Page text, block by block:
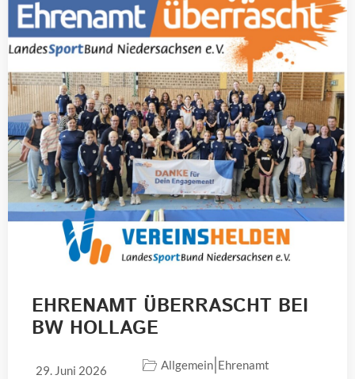
EHRENAMT ÜBERRASCHT BEI
BW HOLLAGE
29. Juni 2026 Allgemein Ehrenamt